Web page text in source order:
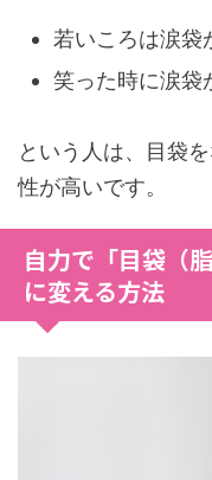
若いころは涙袋
笑った時に涙袋
という人は、目袋
性が高いです。
自力で「目袋（
に変える方法